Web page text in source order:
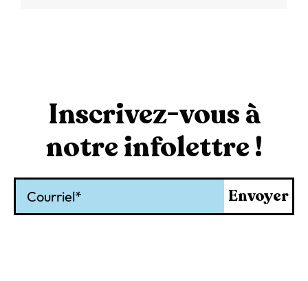
Inscrivez-vous à
notre infolettre !
Envoyer